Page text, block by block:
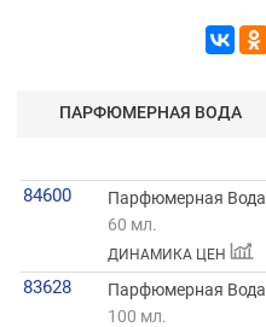
ПАРФЮМЕРНАЯ ВОДА
84600
Парфюмерная Вода
60 мл.
ДИНАМИКА ЦЕН
83628
Парфюмерная Вода
100 мл.